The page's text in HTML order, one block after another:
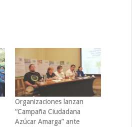
Organizaciones lanzan
“Campaña Ciudadana
Azúcar Amarga” ante